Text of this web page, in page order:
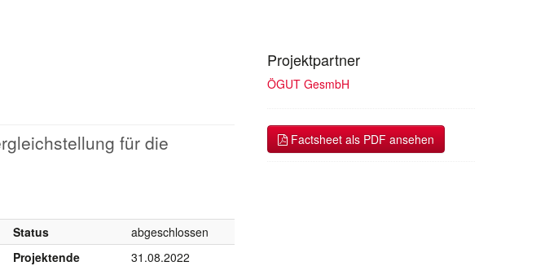
für die
Status
abgeschlossen
Projektende
31.08.2022
Projektpartner
ÖGUT GesmbH
Factsheet als PDF ansehen